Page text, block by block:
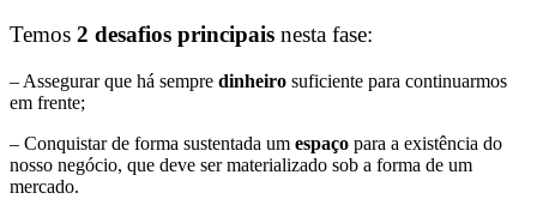
Temos 2 desafios principais nesta fase:
– Assegurar que há sempre dinheiro suficiente para continuarmos
em frente;
– Conquistar de forma sustentada um espaço para a existência do
nosso negócio, que deve ser materializado sob a forma de um
mercado.